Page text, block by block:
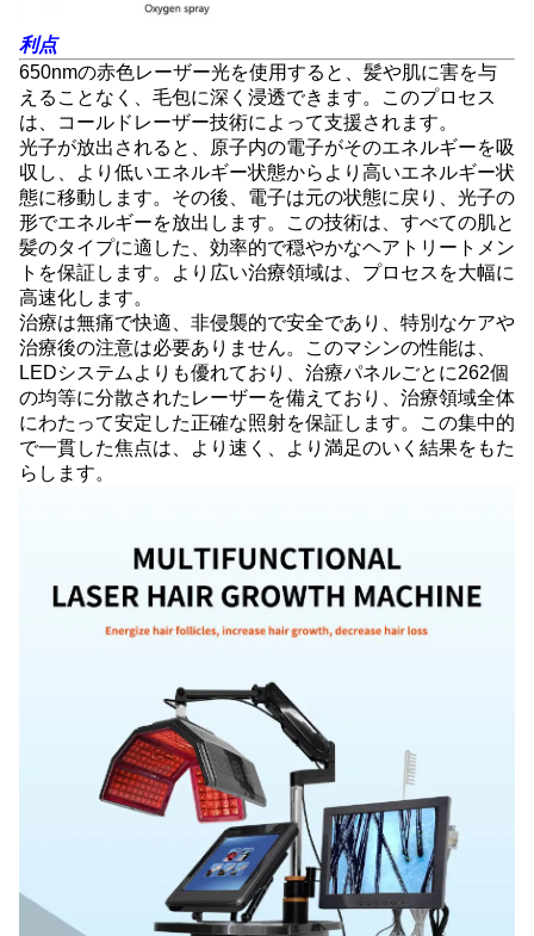
利点
650nmの赤色レーザー光を使用すると、髪や肌に害を与
えることなく、毛包に深く浸透できます。このプロセス
は、コールドレーザー技術によって支援されます。
光子が放出されると、原子内の電子がそのエネルギーを吸
収し、より低いエネルギー状態からより高いエネルギー状
態に移動します。その後、電子は元の状態に戻り、光子の
形でエネルギーを放出します。この技術は、すべての肌と
髪のタイプに適した、効率的で穏やかなヘアトリートメン
トを保証します。より広い治療領域は、プロセスを大幅に
高速化します。
治療は無痛で快適、非侵襲的で安全であり、特別なケアや
治療後の注意は必要ありません。このマシンの性能は、
LEDシステムよりも優れており、治療パネルごとに262個
の均等に分散されたレーザーを備えており、治療領域全体
にわたって安定した正確な照射を保証します。この集中的
で一貫した焦点は、より速く、より満足のいく結果をもた
らします。